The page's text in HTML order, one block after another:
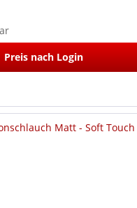
Preis nach Login